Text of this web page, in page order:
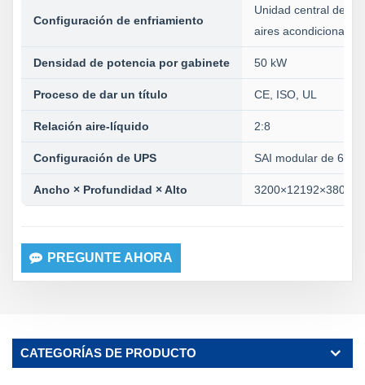
Configuración de enfriamiento
Unidad central de
aires
Densidad de potencia por gabinete 50 kW
Proceso de dar un título CE, ISO, UL
Relación aire-líquido 2:8
Configuración de UPS SAI modular de 600
Ancho × Profundidad × Alto 3200×12192×3800
PREGUNTE AHORA
CATEGORÍAS DE PRODUCTO